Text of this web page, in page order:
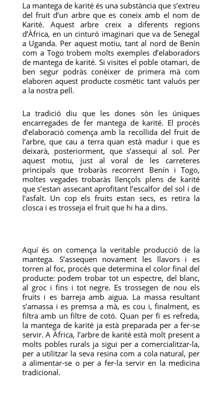
La mantega de karité és una substància que s’extreu
del fruit d’un arbre que es coneix amb el nom de
Karité. Aquest arbre creix a diferents regions
d’Àfrica, en un cinturó imaginari que va de Senegal
a Uganda. Per aquest motiu, tant al nord de Benín
com a Togo trobem molts exemples d’elaboradors
de mantega de karité. Si visites el poble otamari, de
ben segur podràs conèixer de primera mà com
elaboren aquest producte cosmètic tant valuós per
a la nostra pell.
La tradició diu que les dones són les úniques
encarregades de fer mantega de karité. El procés
d’elaboració comença amb la recollida del fruit de
l’arbre, que cau a terra quan està madur i que es
deixarà, posteriorment, que s’assequi al sol. Per
aquest motiu, just al voral de les carreteres
principals que trobaràs recorrent Benín i Togo,
moltes vegades trobaràs llençols plens de karité
que s’estan assecant aprofitant l’escalfor del sol i de
l’asfalt. Un cop els fruits estan secs, es retira la
closca i es trosseja el fruit que hi ha a dins.
Aquí és on comença la veritable producció de la
mantega. S’assequen novament les llavors i es
torren al foc, procés que determina el color final del
producte: podem trobar tot un espectre, del blanc,
al groc i fins i tot negre. Es trossegen de nou els
fruits i es barreja amb aigua. La massa resultant
s’amassa i es premsa a mà, es cou i, finalment, es
filtra amb un filtre de cotó. Quan per fi es refreda,
la mantega de karité ja està preparada per a fer-se
servir. A Àfrica, l’arbre de karité està molt present a
molts pobles rurals ja sigui per a comercialitzar-la,
per a utilitzar la seva resina com a cola natural, per
a alimentar-se o per a fer-la servir en la medicina
tradicional.